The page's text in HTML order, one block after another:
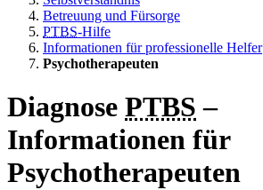
Betreuung und Fürsorge
PTBS-Hilfe
Informationen für professionelle Helfer
Psychotherapeuten
Diagnose PTBS –
Informationen für
Psychotherapeuten